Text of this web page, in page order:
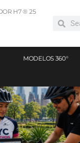
H7 ® 25
MODELOS 360°